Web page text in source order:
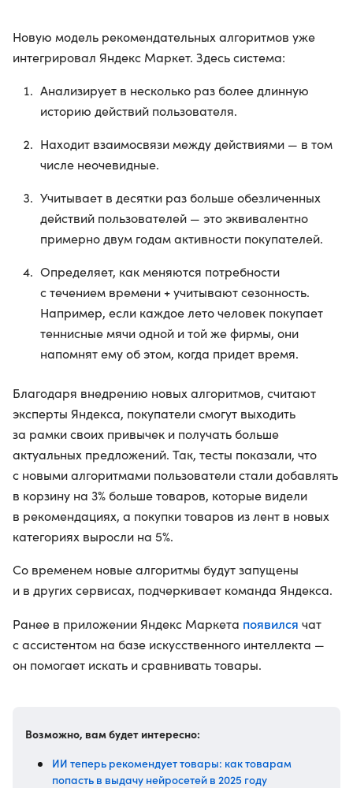
Новую модель рекомендательных алгоритмов уже
интегрировал Яндекс Маркет. Здесь система:
Анализирует в несколько раз более длинную
историю действий пользователя.
Находит взаимосвязи между действиями — в том
числе неочевидные.
Учитывает в десятки раз больше обезличенных
действий пользователей — это эквивалентно
примерно двум годам активности покупателей.
Определяет, как меняются потребности
с течением времени + учитывают сезонность.
Например, если каждое лето человек покупает
теннисные мячи одной и той же фирмы, они
напомнят ему об этом, когда придет время.
Благодаря внедрению новых алгоритмов, считают
эксперты Яндекса, покупатели смогут выходить
за рамки своих привычек и получать больше
актуальных предложений. Так, тесты показали, что
с новыми алгоритмами пользователи стали добавлять
в корзину на 3% больше товаров, которые видели
в рекомендациях, а покупки товаров из лент в новых
категориях выросли на 5%.
Cо временем новые алгоритмы будут запущены
и в других сервисах, подчеркивает команда Яндекса.
Ранее в приложении Яндекс Маркета появился чат
с ассистентом на базе искусственного интеллекта —
он помогает искать и сравнивать товары.
Возможно, вам будет интересно:
ИИ теперь рекомендует товары: как товарам
попасть в выдачу нейросетей в 2025 году